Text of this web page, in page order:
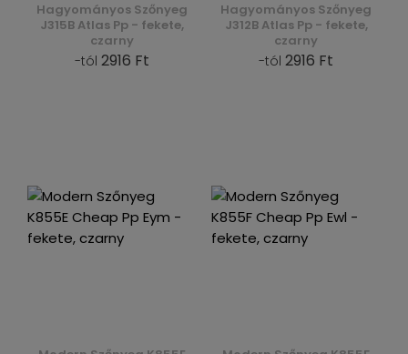
Hagyományos Szőnyeg
J315B Atlas Pp - fekete,
czarny
-tól 2916 Ft
Hagyományos Szőnyeg
J312B Atlas Pp - fekete,
czarny
-tól 2916 Ft